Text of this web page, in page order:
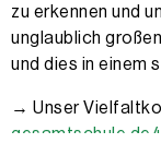
zu erkennen und
unglaublich
und dies in einem
→ Unser
gesamtschule.de/